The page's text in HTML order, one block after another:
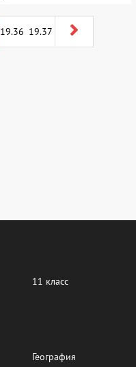
19.36 19.37
11 класс
География